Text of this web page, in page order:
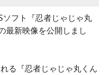
フト『忍者じゃじゃ丸
最新映像を公開しまし
る『忍者じゃじゃ丸くん